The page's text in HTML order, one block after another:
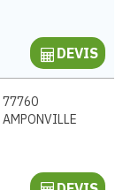
DEVIS
77760
AMPONVILLE